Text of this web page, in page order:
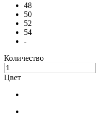
48
50
52
54
-
Количество
Цвет